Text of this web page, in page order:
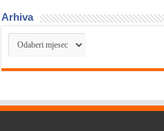
Arhiva
Arhiva